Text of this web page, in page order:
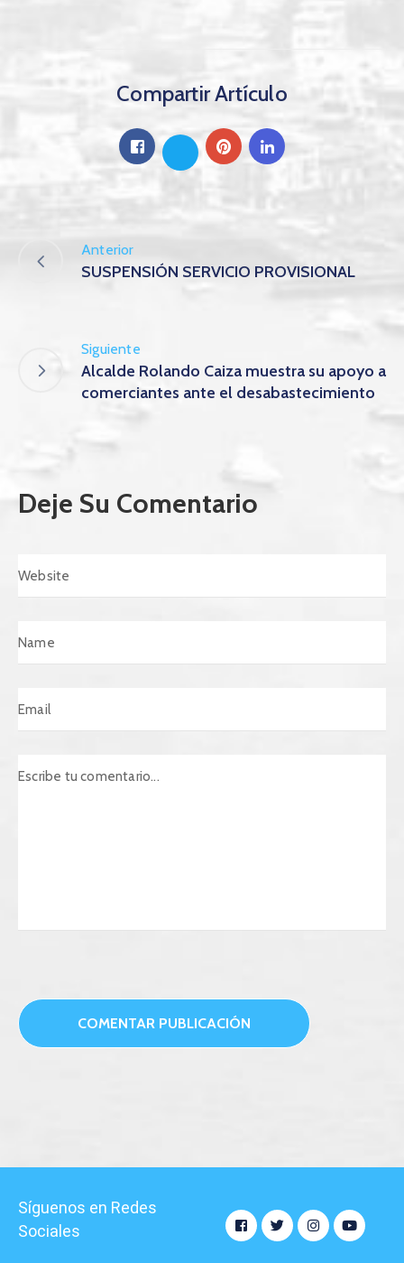
Compartir Artículo
Anterior
SUSPENSIÓN SERVICIO PROVISIONAL
Siguiente
Alcalde Rolando Caiza muestra su apoyo a
comerciantes ante el desabastecimiento
Deje Su Comentario
Síguenos en Redes
Sociales